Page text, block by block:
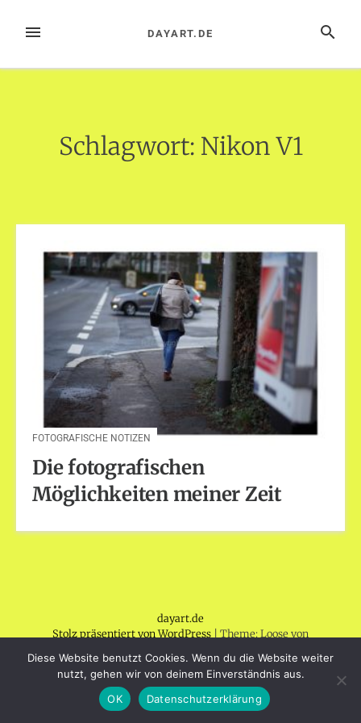
InhaltMENÜ SUCHE
DAYART.DE
Schlagwort: Nikon V1
FOTOGRAFISCHE NOTIZEN
Die fotografischen
Möglichkeiten meiner Zeit
dayart.de
Stolz präsentiert von WordPress
Theme: Loose von
Diese Website benutzt Cookies. Wenn du die Website weiter
nutzt, gehen wir von deinem Einverständnis aus.
OK
Datenschutzerklärung